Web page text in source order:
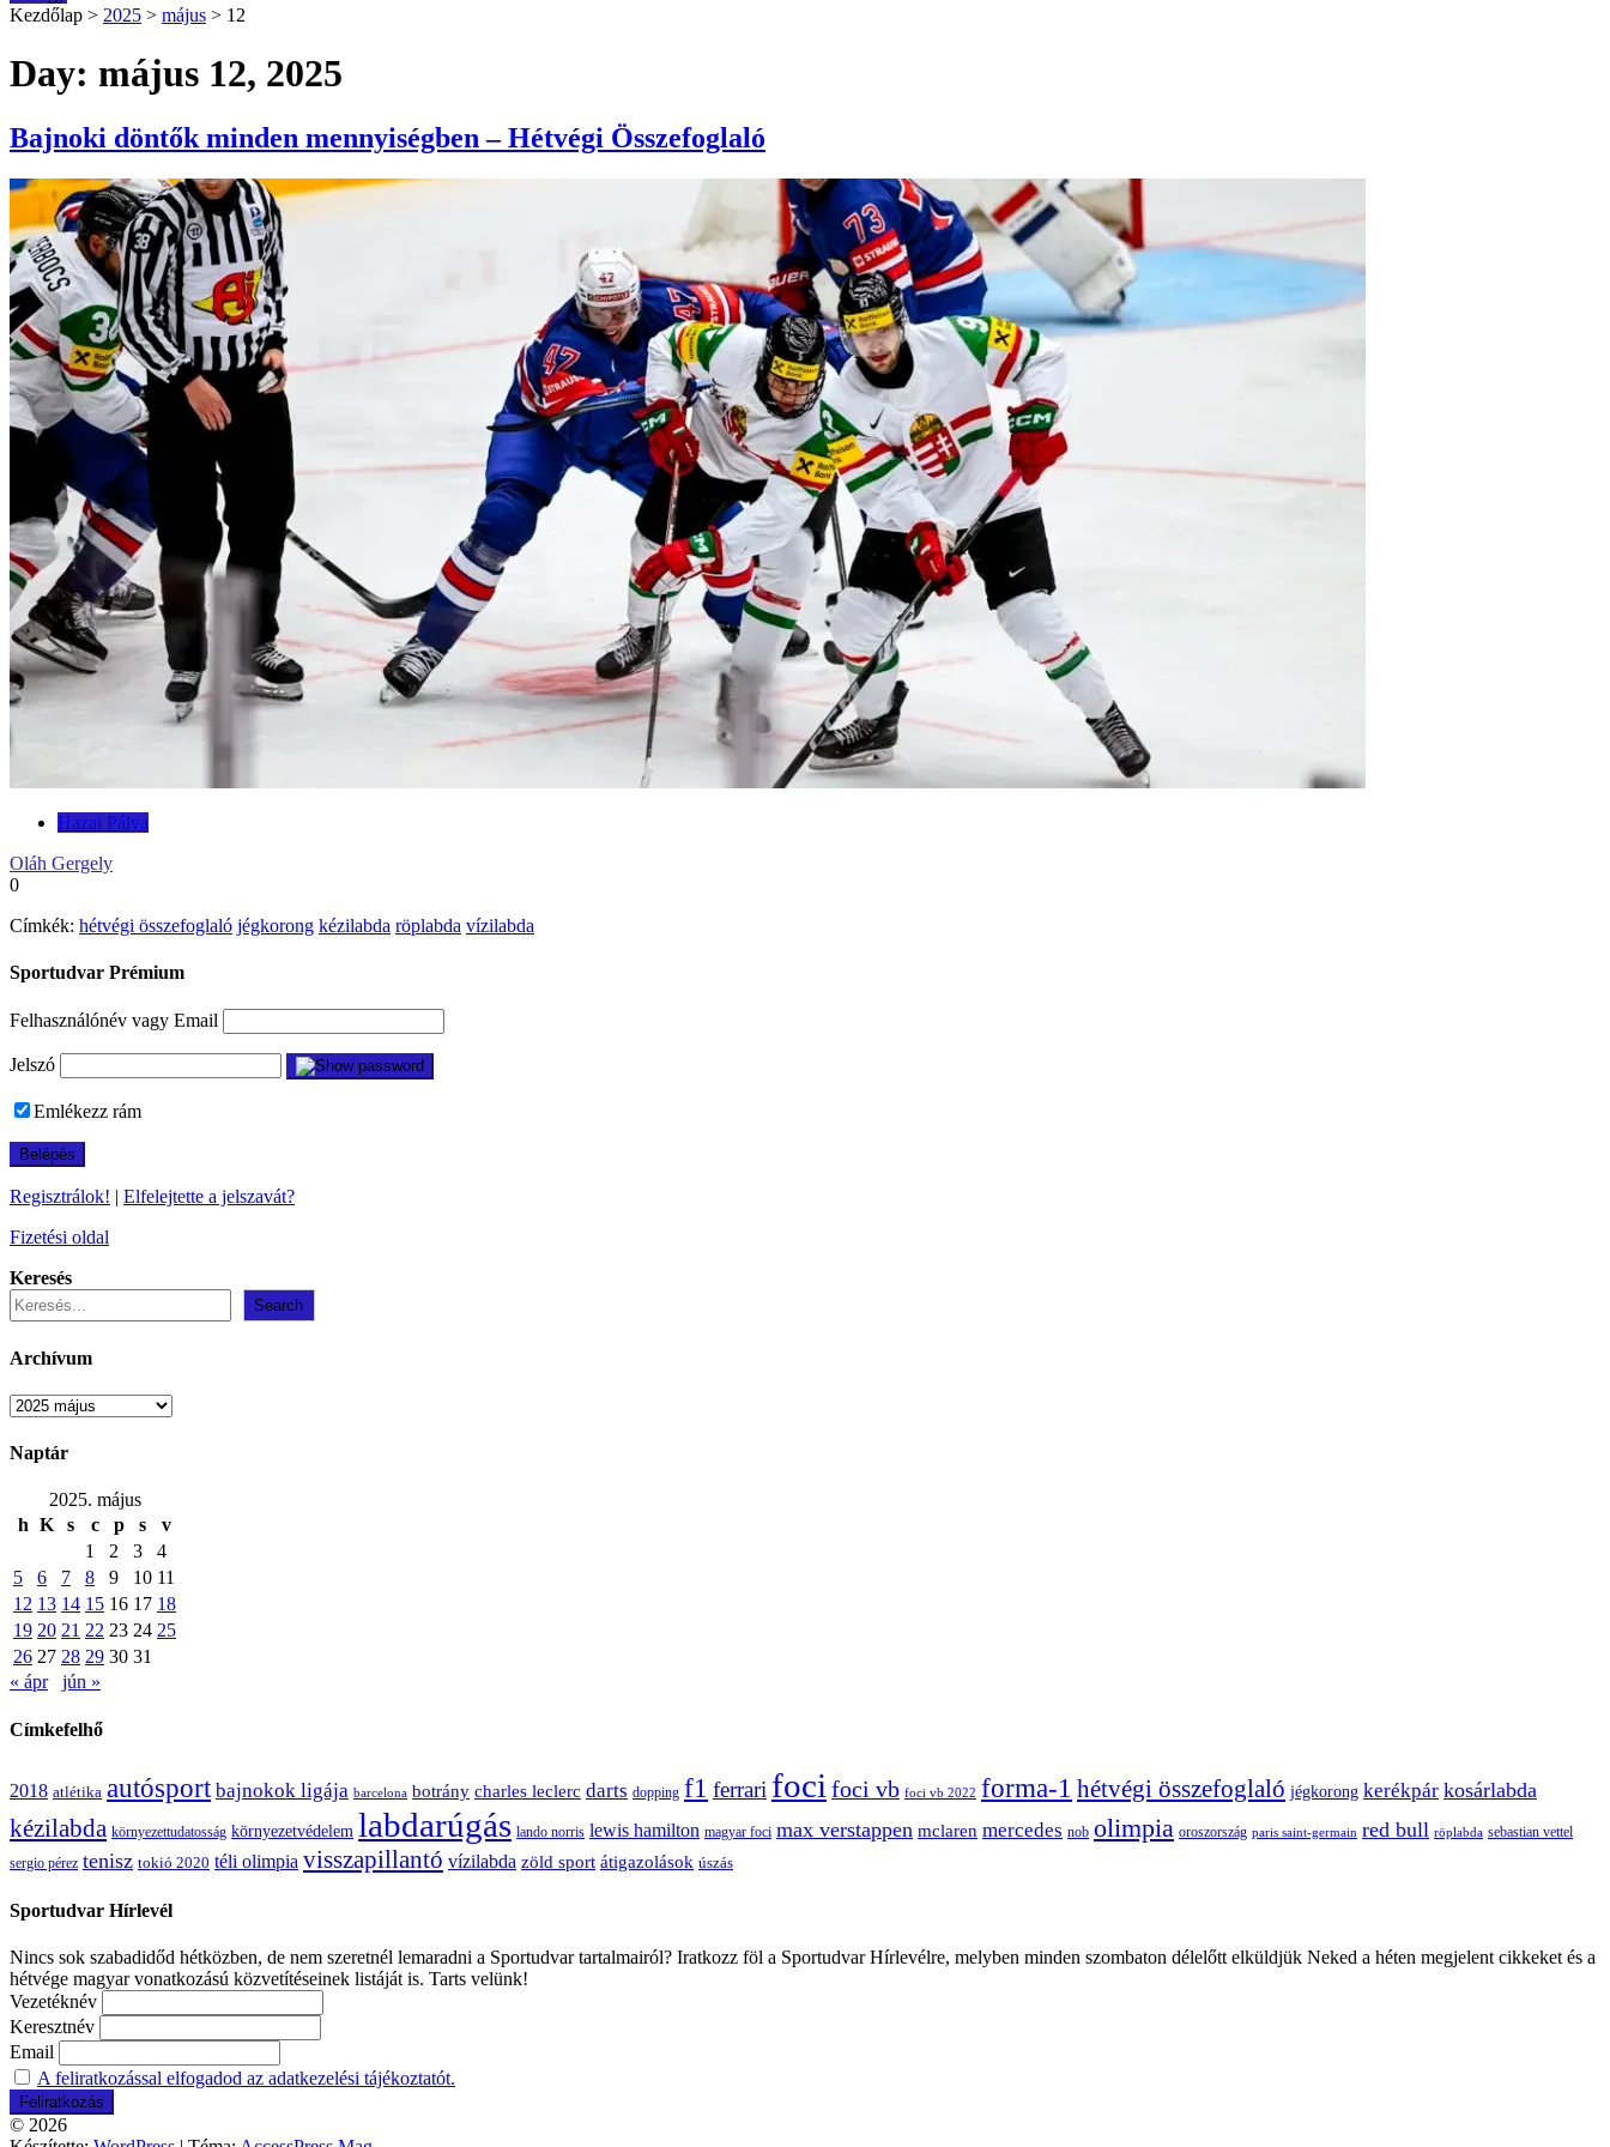
Kezdőlap > 2025 > május > 12
Day: május 12, 2025
Bajnoki döntők minden mennyiségben – Hétvégi Összefoglaló
Hazai Pálya
Oláh Gergely
0
Címkék: hétvégi összefoglaló jégkorong kézilabda röplabda vízilabda
Sportudvar Prémium
Felhasználónév vagy Email
Jelszó
Emlékezz rám
Regisztrálok! | Elfelejtette a jelszavát?
Fizetési oldal
Keresés
Search
Archívum
Archívum
Naptár
2025. május
h K s c p s
v
1
2 3
4
5
6 7 8 9 10 11
12 13 14 15 16 17 18
19 20 21 22 23 24 25
26 27 28 29 30 31
« ápr
jún »
Címkefelhő
2018 atlétika autósport bajnokok ligája barcelona botrány charles leclerc darts dopping f1 ferrari foci foci vb foci vb 2022 forma-1 hétvégi összefoglaló jégkorong kerékpár kosárlabda
kézilabda környezettudatosság környezetvédelem labdarúgás lando norris lewis hamilton magyar foci max verstappen mclaren mercedes nob olimpia oroszország paris saint-germain red bull röplabda sebastian vettel
sergio pérez tenisz tokió 2020 téli olimpia visszapillantó vízilabda zöld sport átigazolások úszás
Sportudvar Hírlevél
Nincs sok szabadidőd hétközben, de nem szeretnél lemaradni a Sportudvar tartalmairól? Iratkozz föl a Sportudvar Hírlevélre, melyben minden szombaton délelőtt elküldjük Neked a héten megjelent cikkeket és a
hétvége magyar vonatkozású közvetítéseinek listáját is. Tarts velünk!
Vezetéknév
Keresztnév
Email
A feliratkozással elfogadod az adatkezelési tájékoztatót.
© 2026